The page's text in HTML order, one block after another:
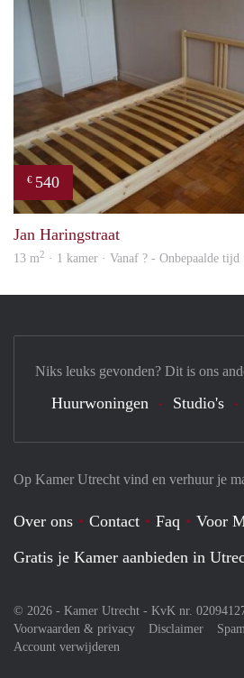
€ 540
Jan Haringstraat
13 m2 · 1 kamer · Vanaf ? - Onbepaalde tijd
Op Kamer Utrecht vind en verhuur je
Over ons Contact Faq
Voor
Gratis je Kamer aanbieden in
© 2026 - Kamer Utrecht - KvK nr.
Voorwaarden & privacy
Disclaimer
Account verwijderen
Niks leuks gevonden? Dit is ons
Huurwoningen Studio's